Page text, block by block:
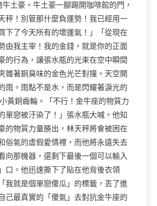
土豪。牛土豪一腳踢開咖啡館的門，
秤！別管那什麼負運勢！我已經用一
下了今天所有的壞運氣！」「從現在
由我主宰！我的金錢，就是你的正面
的行為，讓張水瓶的光束在空中瞬間
雜著銅臭味的金色光芒對撞。天空開
雨。雨點不是水，而是閃耀著淚光的
小黃銅齒輪。「不行！金牛座的物質力
單戀被汙染了！」張水瓶大喊。他知
的物質力量勝出，林天秤將會被困在
俗氣的虛假愛情裡，而他將永遠失去
向那機器，還剩下最後一個可以輸入
口。他迅速撕下了貼在他背後衣領
我就是個單戀傻瓜」的標籤，丟了進
己最真實的「傻氣」去對抗金牛座的